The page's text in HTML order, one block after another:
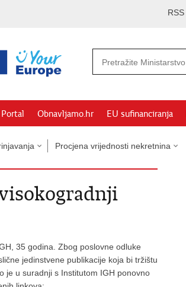
RSS
Obnavljamo.hr EU sufinanciranja
Procjena vrijednosti nekretnina
35 godina. Zbog poslovne odluke
jedinstvene publikacije koja bi tržištu
je u suradnji s Institutom IGH ponovno